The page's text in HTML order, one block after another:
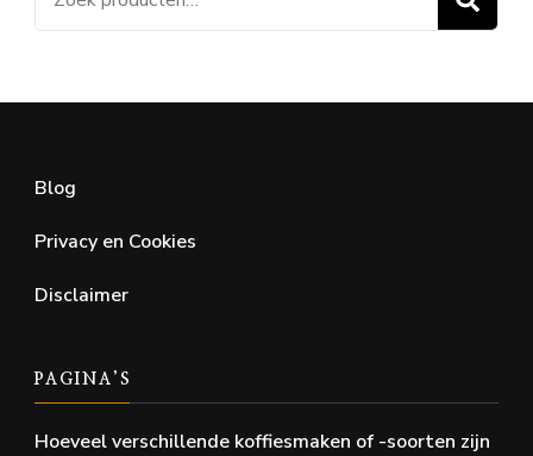
naar:
Blog
Privacy en Cookies
Disclaimer
PAGINA’S
Hoeveel verschillende koffiesmaken of -soorten zijn